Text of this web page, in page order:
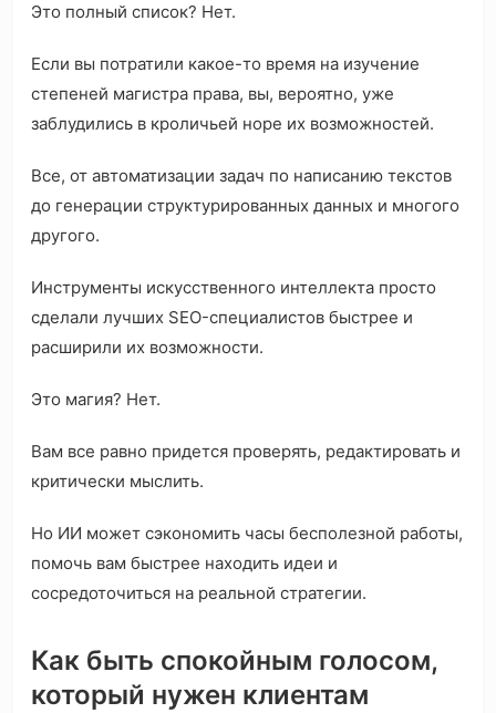
Это полный список? Нет.
Если вы потратили какое-то время на изучение
степеней магистра права, вы, вероятно, уже
заблудились в кроличьей норе их возможностей.
Все, от автоматизации задач по написанию текстов
до генерации структурированных данных и многого
другого.
Инструменты искусственного интеллекта просто
сделали лучших SEO-специалистов быстрее и
расширили их возможности.
Это магия? Нет.
Вам все равно придется проверять, редактировать и
критически мыслить.
Но ИИ может сэкономить часы бесполезной работы,
помочь вам быстрее находить идеи и
сосредоточиться на реальной стратегии.
Как быть спокойным голосом,
который нужен клиентам